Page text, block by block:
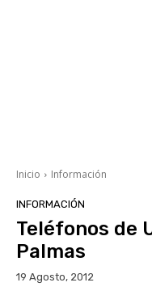
Inicio Información
INFORMACIÓN
Teléfonos de
Palmas
19 Agosto, 2012